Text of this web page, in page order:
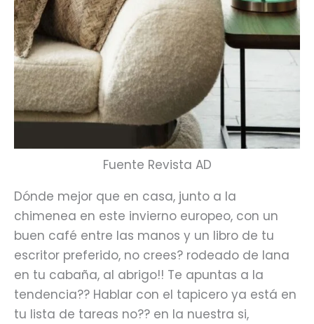
Fuente Revista AD
Dónde mejor que en casa, junto a la
chimenea en este invierno europeo, con un
buen café entre las manos y un libro de tu
escritor preferido, no crees? rodeado de lana
en tu cabaña, al abrigo!! Te apuntas a la
tendencia?? Hablar con el tapicero ya está en
tu lista de tareas no?? en la nuestra si,